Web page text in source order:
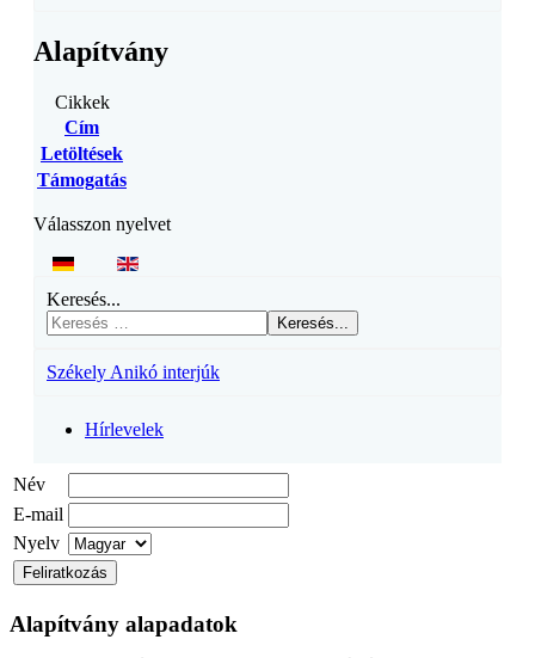
Alapítvány
Cikkek
Cím
Letöltések
Támogatás
Válasszon nyelvet
Keresés...
Keresés...
Székely Anikó interjúk
Hírlevelek
Név
E-mail
Nyelv
Alapítvány alapadatok